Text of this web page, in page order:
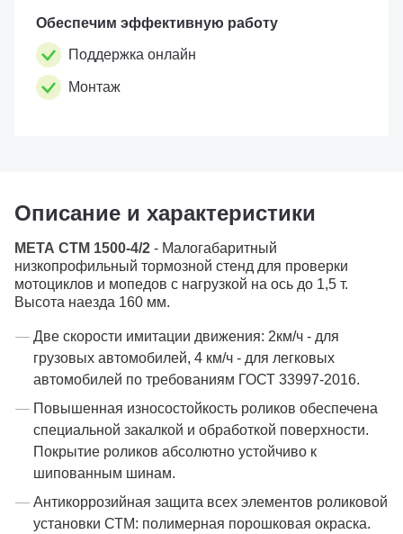
Обеспечим эффективную работу
Поддержка онлайн
Монтаж
Описание и характеристики
МЕТА СТМ 1500-4/2 - Малогабаритный
низкопрофильный тормозной стенд для проверки
мотоциклов и мопедов с нагрузкой на ось до 1,5 т.
Высота наезда 160 мм.
Две скорости имитации движения: 2км/ч - для
грузовых автомобилей, 4 км/ч - для легковых
автомобилей по требованиям ГОСТ 33997-2016.
Повышенная износостойкость роликов обеспечена
специальной закалкой и обработкой поверхности.
Покрытие роликов абсолютно устойчиво к
шипованным шинам.
Антикоррозийная защита всех элементов роликовой
установки СТМ: полимерная порошковая окраска.